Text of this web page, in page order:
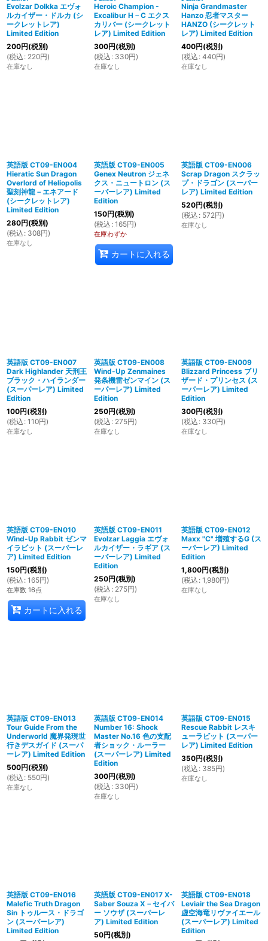
Evolzar Dolkka エヴォ
ルカイザー・ドルカ (シ
ークレットレア)
Limited Edition
200円(税別)
(税込 : 220円)
在庫なし
Heroic Champion -
Excalibur H－C エクス
カリバー (シークレット
レア) Limited Edition
300円(税別)
(税込 : 330円)
在庫なし
Ninja Grandmaster
Hanzo 忍者マスター
HANZO (シークレット
レア) Limited Edition
400円(税別)
(税込 : 440円)
在庫なし
英語版 CT09-EN004
Hieratic Sun Dragon
Overlord of Heliopolis
聖刻神龍－エネアード
(シークレットレア)
Limited Edition
280円(税別)
(税込 : 308円)
在庫なし
英語版 CT09-EN005
Genex Neutron ジェネ
クス・ニュートロン (ス
ーパーレア) Limited
Edition
150円(税別)
(税込 : 165円)
在庫わずか
カートに入れる
英語版 CT09-EN006
Scrap Dragon スクラッ
プ・ドラゴン (スーパー
レア) Limited Edition
520円(税別)
(税込 : 572円)
在庫なし
英語版 CT09-EN007
Dark Highlander 天刑王
ブラック・ハイランダー
(スーパーレア) Limited
Edition
100円(税別)
(税込 : 110円)
在庫なし
英語版 CT09-EN008
Wind-Up Zenmaines
発条機雷ゼンマイン (ス
ーパーレア) Limited
Edition
250円(税別)
(税込 : 275円)
在庫なし
英語版 CT09-EN009
Blizzard Princess ブリ
ザード・プリンセス (ス
ーパーレア) Limited
Edition
300円(税別)
(税込 : 330円)
在庫なし
英語版 CT09-EN010
Wind-Up Rabbit ゼンマ
イラビット (スーパーレ
ア) Limited Edition
150円(税別)
(税込 : 165円)
在庫数 16点
カートに入れる
英語版 CT09-EN011
Evolzar Laggia エヴォ
ルカイザー・ラギア (ス
ーパーレア) Limited
Edition
250円(税別)
(税込 : 275円)
在庫なし
英語版 CT09-EN012
Maxx "C" 増殖するG (ス
ーパーレア) Limited
Edition
1,800円(税別)
(税込 : 1,980円)
在庫なし
英語版 CT09-EN013
Tour Guide From the
Underworld 魔界発現世
行きデスガイド (スーパ
ーレア) Limited Edition
500円(税別)
(税込 : 550円)
在庫なし
英語版 CT09-EN014
Number 16: Shock
Master No.16 色の支配
者ショック・ルーラー
(スーパーレア) Limited
Edition
300円(税別)
(税込 : 330円)
在庫なし
英語版 CT09-EN015
Rescue Rabbit レスキ
ューラビット (スーパー
レア) Limited Edition
350円(税別)
(税込 : 385円)
在庫なし
英語版 CT09-EN016
Malefic Truth Dragon
Sin トゥルース・ドラゴ
ン (スーパーレア)
Limited Edition
英語版 CT09-EN017 X-
Saber Souza X－セイバ
ー ソウザ (スーパーレ
ア) Limited Edition
50円(税別)
英語版 CT09-EN018
Leviair the Sea Dragon
虚空海竜リヴァイエール
(スーパーレア) Limited
Edition